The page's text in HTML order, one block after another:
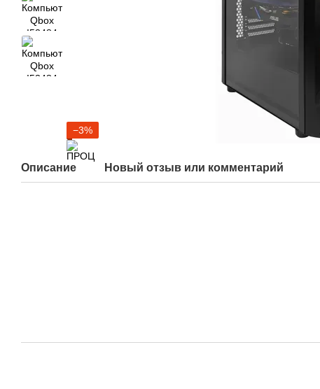
−3%
Описание Новый отзыв или комментарий